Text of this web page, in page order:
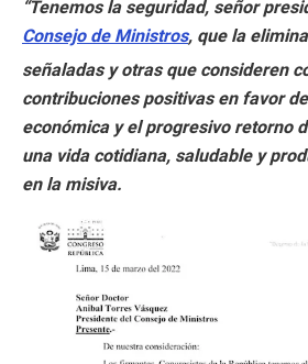
“Tenemos la seguridad, señor
Consejo de Ministros, que la
señaladas y otras que consideren
contribuciones positivas en favor
económica y el progresivo retorno
una vida cotidiana, saludable y
en la misiva.